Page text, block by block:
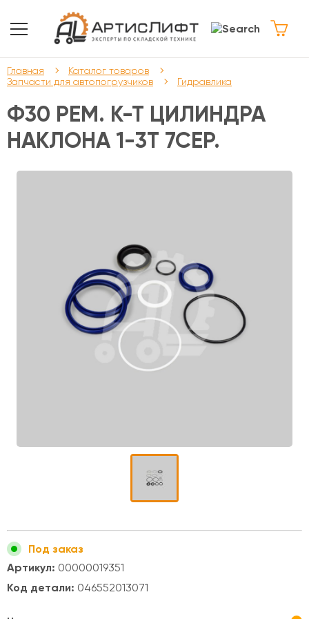
Главная
Каталог товаров
Запчасти для автопогрузчиков
Гидравлика
Ф30 РЕМ. К-Т ЦИЛИНДРА
НАКЛОНА 1-3Т 7СЕР.
Под заказ
Артикул: 00000019351
Код детали: 046552013071